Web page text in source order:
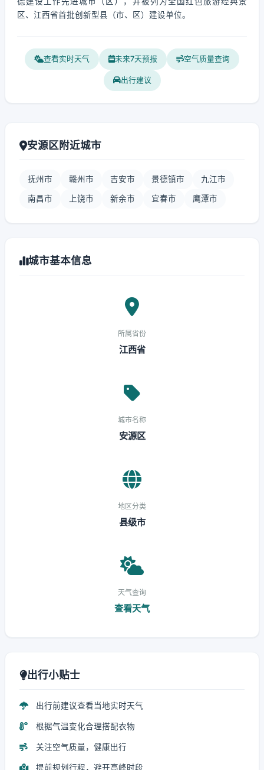
区、江西省首批创新型县（市、区）建设单位。
查看实时天气 未来7天预报 空气质量查询
出行建议
安源区附近城市
抚州市 赣州市 吉安市 景德镇市 九江市
南昌市 上饶市 新余市 宜春市 鹰潭市
城市基本信息
所属省份
江西省
城市名称
安源区
地区分类
县级市
天气查询
查看天气
出行小贴士
出行前建议查看当地实时天气
根据气温变化合理搭配衣物
关注空气质量，健康出行
提前规划行程，避开高峰时段